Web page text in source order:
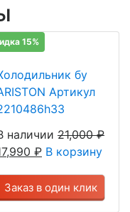
15%
бу
Артикул
наличии 21,000₽
₽ В корзину
Заказ в один клик